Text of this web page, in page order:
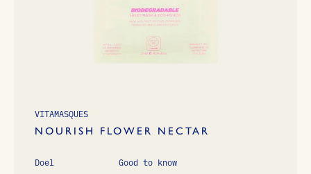
VITAMASQUES
NOURISH FLOWER NECTAR
Doel Good to know